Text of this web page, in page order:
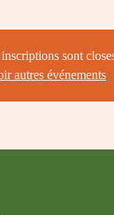
sont
autres événements